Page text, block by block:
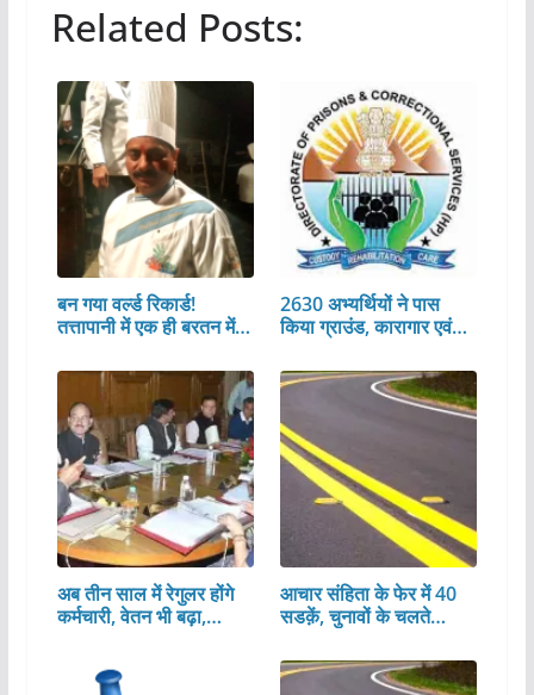
Related Posts:
बन गया वर्ल्ड रिकार्ड!
तत्तापानी में एक ही बरतन में…
2630 अभ्यर्थियों ने पास
किया ग्राउंड, कारागार एवं…
अब तीन साल में रेगुलर होंगे
कर्मचारी, वेतन भी बढ़ा,…
आचार संहिता के फेर में 40
सडक़ें, चुनावों के चलते…